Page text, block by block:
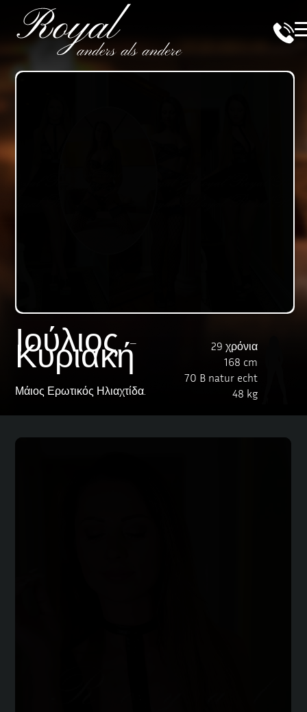
Ιούλιος -
Κυριακή
Μάιος Ερωτικός Ηλιαχτίδα.
29 χρόνια
168 cm
70 B natur echt
48 kg